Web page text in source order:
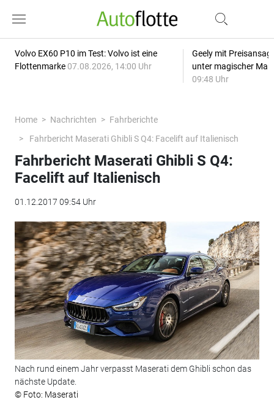
Volvo EX60 P10 im Test: Volvo ist eine
Flottenmarke 07.08.2026, 14:00 Uhr
Geely mit
unter magischer
09:48 Uhr
Home Nachrichten
Fahrberichte
Fahrbericht Maserati Ghibli S Q4: Facelift auf Italienisch
Fahrbericht Maserati Ghibli S Q4:
Facelift auf Italienisch
01.12.2017 09:54 Uhr
Nach rund einem Jahr verpasst Maserati dem Ghibli schon das
nächste Update.
© Foto: Maserati